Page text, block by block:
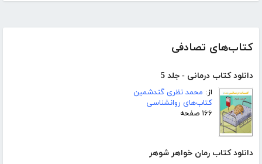
کتاب‌های تصادفی
دانلود کتاب درمانی - جلد 5
از: محمد نظری گندشمین
کتاب‌های روانشناسی
۱۶۶ صفحه
دانلود کتاب رمان خواهر شوهر